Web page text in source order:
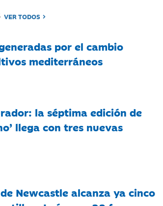
VER TODOS
por el cambio
mediterráneos
la séptima edición de
llega con tres nuevas
Newcastle alcanza ya cinco